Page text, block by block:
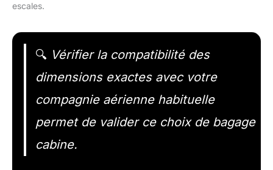
escales.
🔍 Vérifier la compatibilité des
dimensions exactes avec votre
compagnie aérienne habituelle
permet de valider ce choix de bagage
cabine.